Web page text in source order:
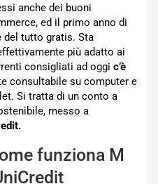
anche dei buoni
ed il primo anno di
del tutto gratis. Sta
più adatto ai
consigliati ad oggi c’è
consultabile su computer e
Si tratta di un conto a
messo a
funziona M